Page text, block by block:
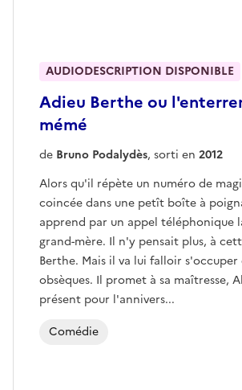
Adieu Berthe ou
mémé
AUDIODESCRIPTION DISPONIBLE
de Bruno Podalydès, sorti en 2012
Alors qu'il répète un numéro de
coincée dans une petît boîte à
apprend par un appel téléphonique
grand-mère. Il n'y pensait plus, à
Berthe. Mais il va lui falloir s'occuper
obsèques. Il promet à sa maîtresse,
présent pour l'annivers...
Comédie